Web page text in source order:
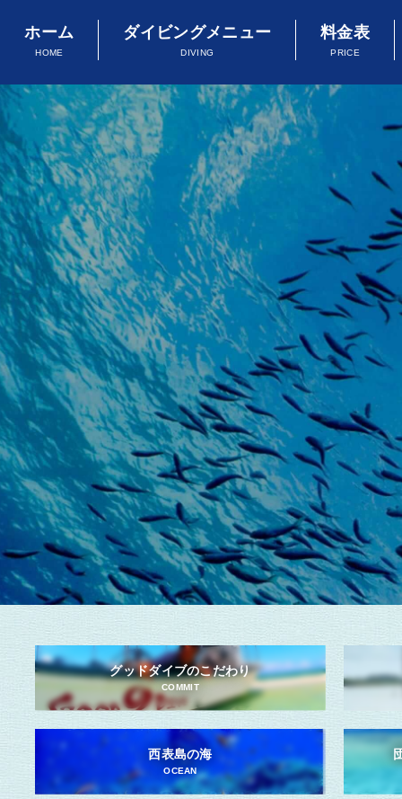
ホーム
HOME
ダイビングメニュー
DIVING
料金表
PRICE
グッドダイブのこだわり
COMMIT
西表島の海
OCEAN